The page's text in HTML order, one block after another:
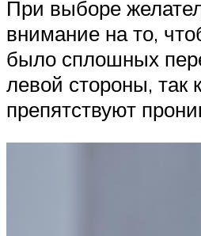
При выборе
внимание на то,
было сплошных
левой стороны, так
препятствуют